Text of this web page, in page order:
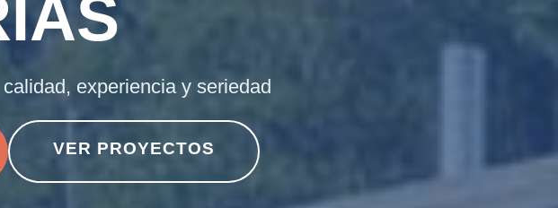
experiencia y seriedad
VER PROYECTOS